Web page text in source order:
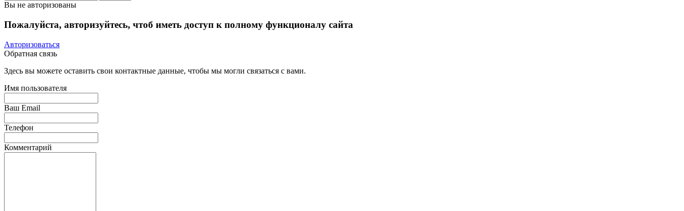
Вы не авторизованы
Пожалуйста, авторизуйтесь, чтоб иметь доступ к полному функционалу сайта
Авторизоваться
Обратная связь
Здесь вы можете оставить свои контактные данные, чтобы мы могли связаться с вами.
Имя пользователя
Ваш Email
Телефон
Комментарий